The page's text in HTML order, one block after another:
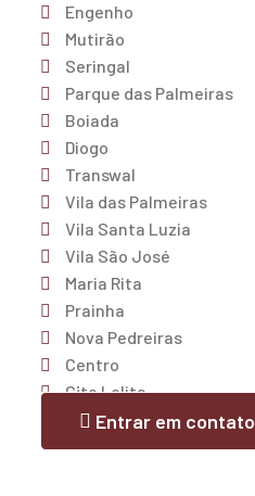
Engenho
Mutirão
Seringal
Parque das Palmeiras
Boiada
Diogo
Transwal
Vila das Palmeiras
Vila Santa Luzia
Vila São José
Maria Rita
Prainha
Nova Pedreiras
Centro
Cjto Lolita
Trizidela
Joselândia
Entrar em contato